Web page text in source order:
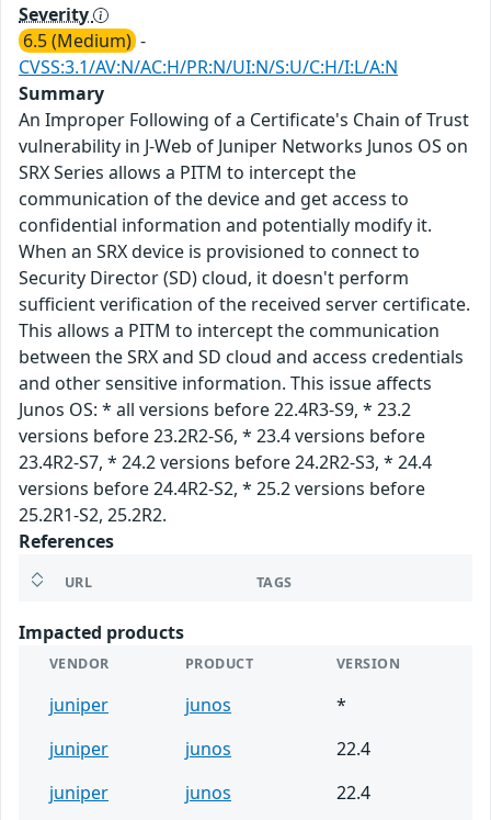
Severity
6.5 (Medium) -
CVSS:3.1/AV:N/AC:H/PR:N/UI:N/S:U/C:H/I:L/A:N
Summary
An Improper Following of a Certificate's Chain of Trust
vulnerability in J-Web of Juniper Networks Junos OS on
SRX Series allows a PITM to intercept the
communication of the device and get access to
confidential information and potentially modify it.
When an SRX device is provisioned to connect to
Security Director (SD) cloud, it doesn't perform
sufficient verification of the received server certificate.
This allows a PITM to intercept the communication
between the SRX and SD cloud and access credentials
and other sensitive information. This issue affects
Junos OS: * all versions before 22.4R3-S9, * 23.2
versions before 23.2R2-S6, * 23.4 versions before
23.4R2-S7, * 24.2 versions before 24.2R2-S3, * 24.4
versions before 24.4R2-S2, * 25.2 versions before
25.2R1-S2, 25.2R2.
References
URL TAGS
Impacted products
VENDOR PRODUCT VERSION
juniper junos
*
juniper
junos
22.4
juniper
junos 22.4